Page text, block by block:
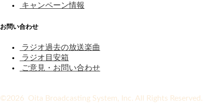
キャンペーン情報
お問い合わせ
ラジオ過去の放送楽曲
ラジオ目安箱
ご意見・お問い合わせ
©2026 Oita Broadcasting System, Inc. All Rights Reserved.